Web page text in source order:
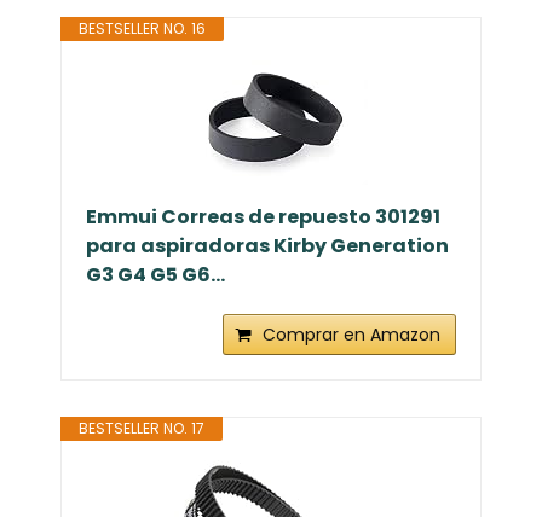
BESTSELLER NO. 16
Emmui Correas de repuesto 301291
para aspiradoras Kirby Generation
G3 G4 G5 G6...
Comprar en Amazon
BESTSELLER NO. 17